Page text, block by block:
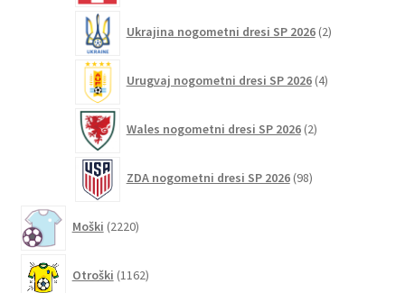
Ukrajina nogometni dresi SP 2026 2izdelka
Urugvaj nogometni dresi SP 2026 4izdelki
Wales nogometni dresi SP 2026 2izdelka
ZDA nogometni dresi SP 2026 98izdelkov
Moški 2220izdelkov
Otroški 1162izdelkov